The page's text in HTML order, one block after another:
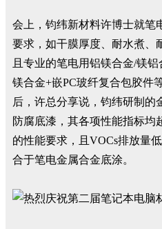
会上，钧纬新材料许博士就笔
要求，如干膜厚度、耐水煮、
且专业的笔电用铝镁合金/镁
镁合金+嵌PC玻纤复合包胶件
后，许总分享说，钧纬研制的
防腐底漆，其各项性能指标均
的性能要求，且VOCs排放量
合于笔电金属合金底涂。